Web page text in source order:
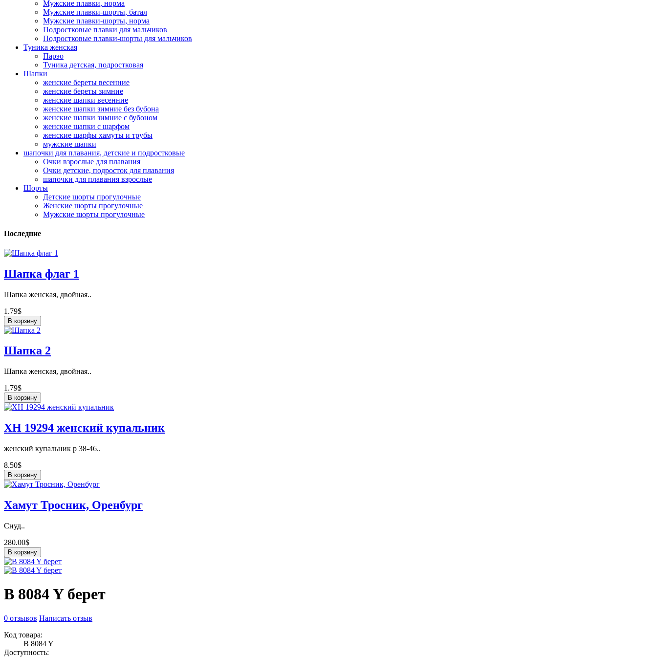
Мужские плавки, норма
Мужские плавки-шорты, батал
Мужские плавки-шорты, норма
Подростковые плавки для мальчиков
Подростковые плавки-шорты для мальчиков
Туникa женская
Парэо
Туника детская, подростковая
Шапки
женские береты весенние
женские береты зимние
женские шапки весенние
женские шапки зимние без бубона
женские шапки зимние с бубоном
женские шапки с шарфом
женские шарфы хамуты и трубы
мужские шапки
шапочки для плавания, детские и подростковые
Очки взрослые для плавания
Очки детские, подросток для плавания
шапочки для плавания взрослые
Шорты
Детские шорты прогулочные
Женские шорты прогулочные
Мужские шорты прогулочные
Последние
Шапка флаг 1
Шапка женская, двойная..
1.79$
В корзину
Шапка 2
Шапка женская, двойная..
1.79$
В корзину
ХН 19294 женский купальник
женский купальник р 38-46..
8.50$
В корзину
Хамут Тросник, Оренбург
Снуд..
280.00$
В корзину
B 8084 Y берет
0 отзывов Написать отзыв
Код товара:
B 8084 Y
Доступность: